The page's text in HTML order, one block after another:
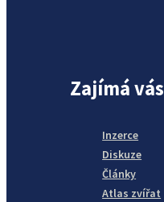
Zajímá vás
Inzerce
Diskuze
Články
Atlas zvířat